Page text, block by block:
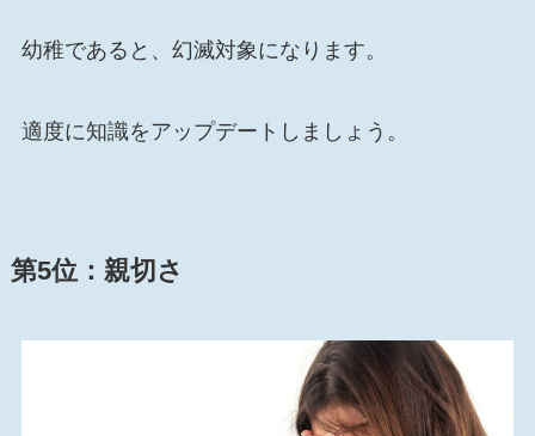
幼稚であると、幻滅対象になります。
適度に知識をアップデートしましょう。
第5位： 親切さ